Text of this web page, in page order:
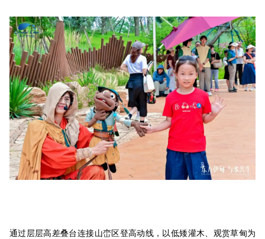
通过层层高差叠台连接山峦区登高动线，以低矮灌木、观赏草甸为